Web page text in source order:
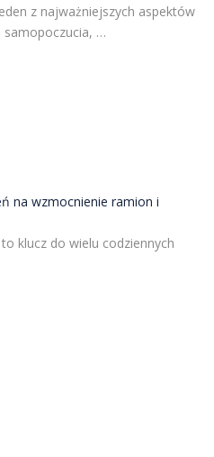
z najważniejszych aspektów
samopoczucia, …
na wzmocnienie ramion i
klucz do wielu codziennych